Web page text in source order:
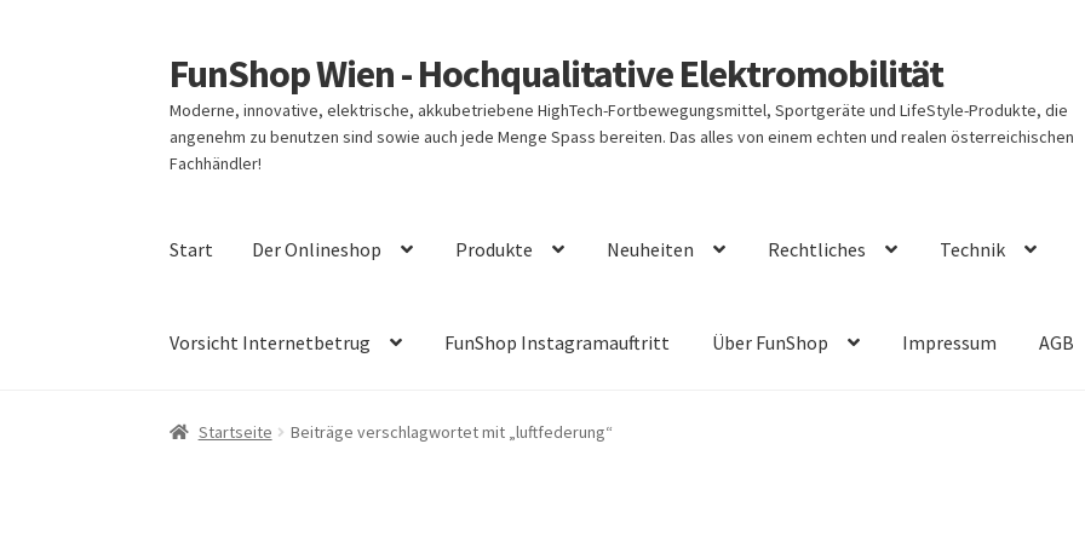
Zur
Navigation
springen
Zum
Inhalt
springen
FunShop Wien - Hochqualitative Elektromobilität
Moderne, innovative, elektrische, akkubetriebene HighTech-Fortbewegungsmittel, Sportgeräte und LifeStyle-Produkte, die
angenehm zu benutzen sind sowie auch jede Menge Spass bereiten. Das alles von einem echten und realen österreichischen
Fachhändler!
Start Der Onlineshop Produkte Neuheiten Rechtliches Technik
Vorsicht Internetbetrug FunShop Instagramauftritt Über FunShop Impressum AGB
Startseite Beiträge verschlagwortet mit „luftfederung“